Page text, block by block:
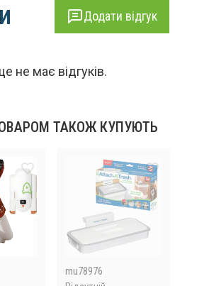
Додати відгук
не має відгуків.
ТАКОЖ КУПУЮТЬ
mu78976